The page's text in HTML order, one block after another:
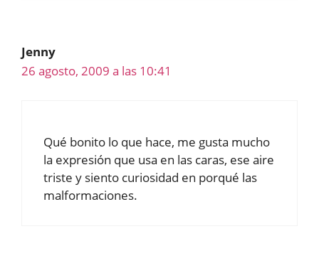
Jenny
26 agosto, 2009 a las 10:41
Qué bonito lo que hace, me gusta mucho
la expresión que usa en las caras, ese aire
triste y siento curiosidad en porqué las
malformaciones.